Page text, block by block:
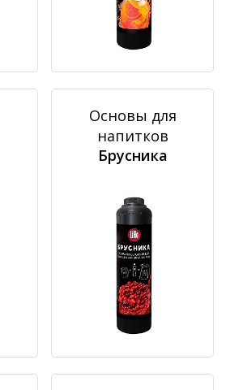
Основы для
напитков
Брусника